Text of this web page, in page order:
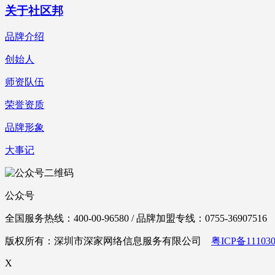
关于社区邦
品牌介绍
创始人
师资队伍
荣誉资质
品牌形象
大事记
公众号
全国服务热线：400-00-96580 / 品牌加盟专线：0755-36907516
版权所有：深圳市深家网络信息服务有限公司 粤ICP备
X